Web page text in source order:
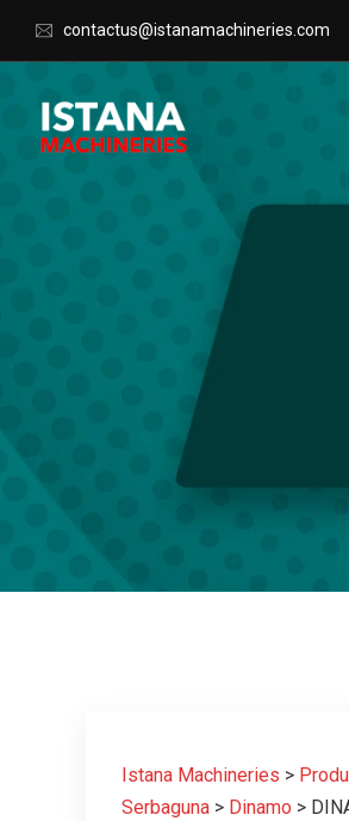
contactus@istanamachineries.com
Istana Machineries >
Serbaguna > Dinamo >